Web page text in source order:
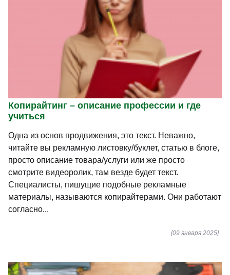
Копирайтинг – описание профессии и где
учиться
Одна из основ продвижения, это текст. Неважно,
читайте вы рекламную листовку/буклет, статью в блоге,
просто описание товара/услуги или же просто
смотрите видеоролик, там везде будет текст.
Специалисты, пишущие подобные рекламные
материалы, называются копирайтерами. Они работают
согласно...
[09 января 2025]